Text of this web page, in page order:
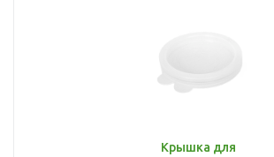
Крышка для